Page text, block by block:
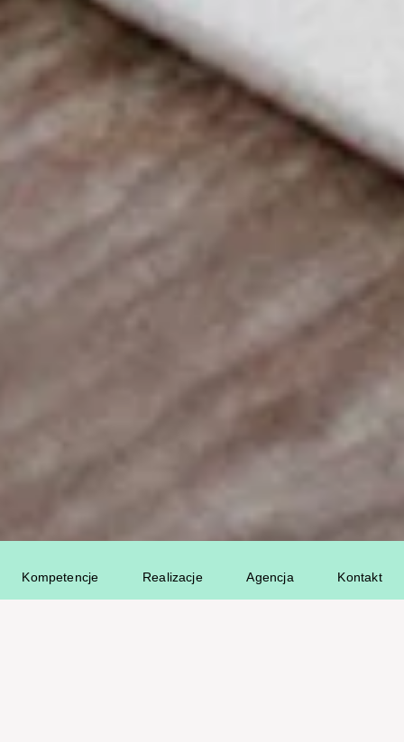
Kompetencje Realizacje Agencja Kontakt